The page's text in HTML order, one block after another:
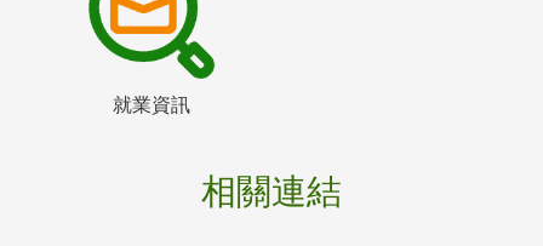
就業資訊
相關連結